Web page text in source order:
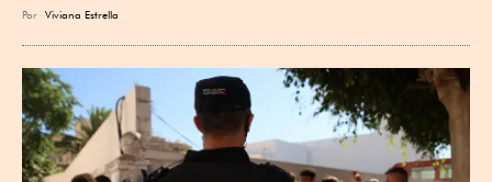
Por Viviana Estrella